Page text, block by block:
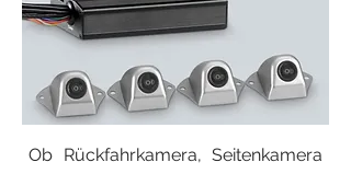
Ob Rückfahrkamera, Seitenkamera